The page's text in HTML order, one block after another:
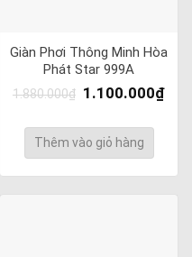
Giàn Phơi Thông Minh Hòa
Phát Star 999A
1.880.000₫ 1.100.000₫
Thêm vào giỏ hàng